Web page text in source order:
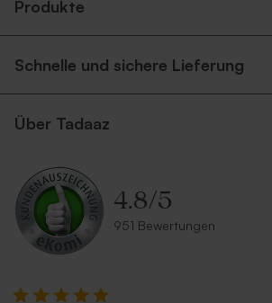
Schmetterlingen
Produkte
Schnelle und sichere Lieferung
Über Tadaaz
4.8/5
951 Bewertungen